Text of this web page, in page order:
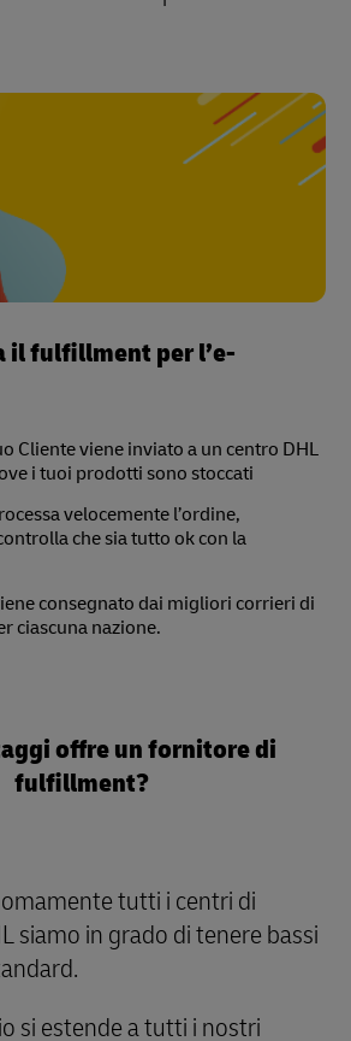
il fulfillment per l’e-
Cliente viene inviato a un centro DHL
i tuoi prodotti sono stoccati
velocemente l’ordine,
che sia tutto ok con la
consegnato dai migliori corrieri di
ciascuna nazione.
offre un fornitore di
fulfillment?
tutti i centri di
siamo in grado di tenere bassi
si estende a tutti i nostri